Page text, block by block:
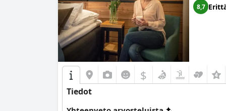
Hotelli Lasaretin henkilökuntaa korostetaan
henkilökunta jättää positiivisen vaikutelman
ystävällisyyttä kehutaan jatkuvasti.
WiFi hotellissa on yleensä luotettava ja
sopivana lapsiystävällisten
sijaintiin tekevät siitä erinomaisen
Vieraat kehuvat sängyt niiden
ylläpitää hyvän tasapainon neljän tähden
8,7
$
Tiedot